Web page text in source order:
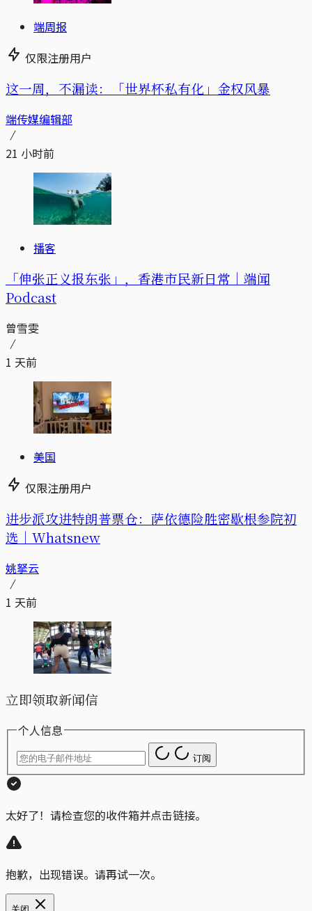
端周报
仅限注册用户
这一周，不漏读：「世界杯私有化」金权风暴
端传媒编辑部
21 小时前
播客
「伸张正义报东张」，香港市民新日常｜端闻
Podcast
曾雪雯
1 天前
美国
仅限注册用户
进步派攻进特朗普票仓：萨依德险胜密歇根参院初
选｜Whatsnew
姚拏云
1 天前
立即领取新闻信
个人信息
订阅
太好了！请检查您的收件箱并点击链接。
抱歉，出现错误。请再试一次。